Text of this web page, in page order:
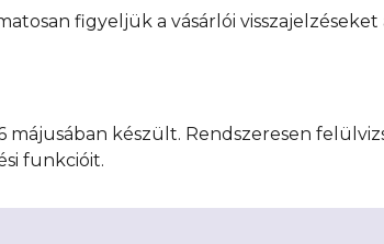
figyeljük a vásárlói
készült. Rendszeresen
funkcióit.